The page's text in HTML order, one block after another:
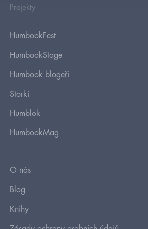
Projekty
HumbookFest
HumbookStage
Humbook blogeři
Storki
Humblok
HumbookMag
O nás
Blog
Knihy